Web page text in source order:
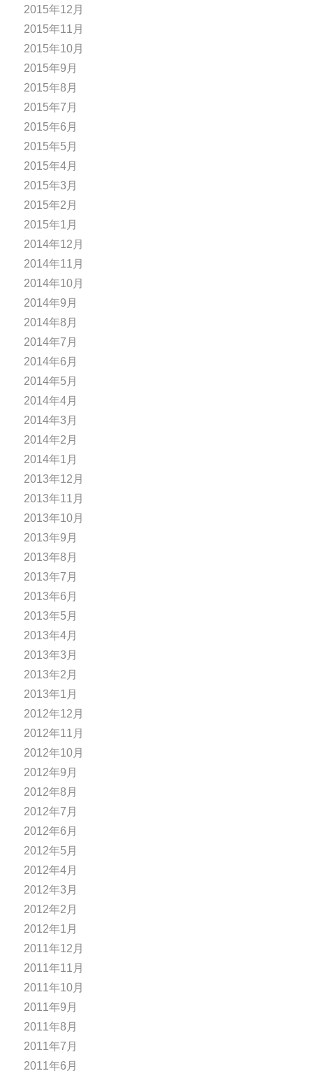
2015年12月
2015年11月
2015年10月
2015年9月
2015年8月
2015年7月
2015年6月
2015年5月
2015年4月
2015年3月
2015年2月
2015年1月
2014年12月
2014年11月
2014年10月
2014年9月
2014年8月
2014年7月
2014年6月
2014年5月
2014年4月
2014年3月
2014年2月
2014年1月
2013年12月
2013年11月
2013年10月
2013年9月
2013年8月
2013年7月
2013年6月
2013年5月
2013年4月
2013年3月
2013年2月
2013年1月
2012年12月
2012年11月
2012年10月
2012年9月
2012年8月
2012年7月
2012年6月
2012年5月
2012年4月
2012年3月
2012年2月
2012年1月
2011年12月
2011年11月
2011年10月
2011年9月
2011年8月
2011年7月
2011年6月